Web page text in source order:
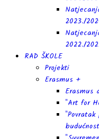
2023./
2022./
RAD ŠKOLE
Projekti
Erasmus +
Erasmus
"Art for